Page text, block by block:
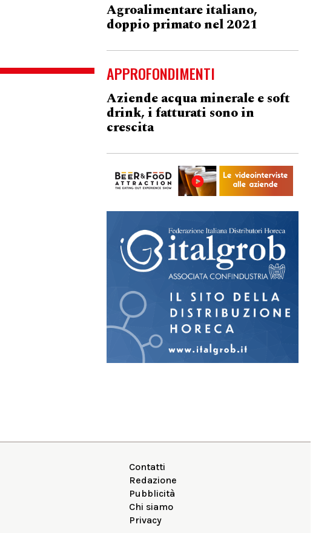
Agroalimentare italiano,
doppio primato nel 2021
APPROFONDIMENTI
Aziende acqua minerale e soft
drink, i fatturati sono in
crescita
Contatti
Redazione
Pubblicità
Chi siamo
Privacy